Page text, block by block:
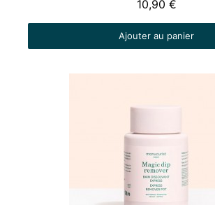
10,90 €
Ajouter au panier